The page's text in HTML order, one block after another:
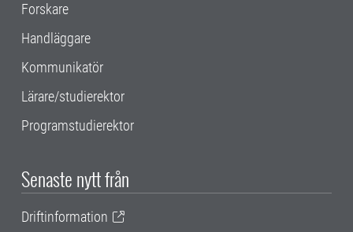
Forskare
Handläggare
Kommunikatör
Lärare/studierektor
Programstudierektor
Senaste nytt från
Driftinformation